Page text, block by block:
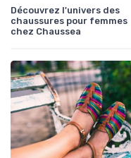
Découvrez l'univers des
chaussures pour femmes
chez Chaussea